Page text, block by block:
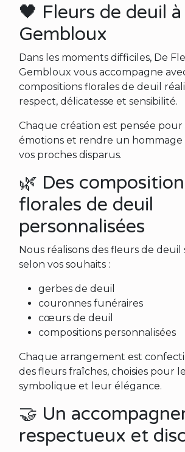
🖤 Fleurs de deuil à
Gembloux
Dans les moments difficiles, De
Gembloux vous accompagne
compositions florales de deuil
respect, délicatesse et sensibilité.
Chaque création est pensée pour
émotions et rendre un hommage
vos proches disparus.
🌿 Des
florales de deuil
personnalisées
Nous réalisons des fleurs de
selon vos souhaits :
gerbes de deuil
couronnes funéraires
cœurs de deuil
compositions personnalisées
Chaque arrangement est
des fleurs fraîches, choisies pour
symbolique et leur élégance.
🤝 Un
respectueux et